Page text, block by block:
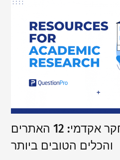
מקורות למחקר אקדמי: 12 האתרים
והכלים הטובים ביותר